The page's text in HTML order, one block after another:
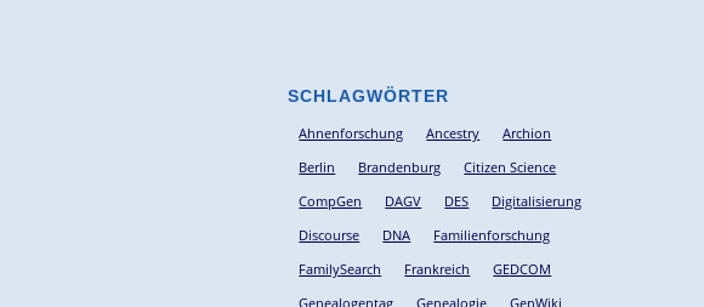
SCHLAGWÖRTER
Ahnenforschung Ancestry
Archion
Berlin
Brandenburg
Citizen Science
CompGen
DAGV DES
Digitalisierung
Discourse
DNA
Familienforschung
FamilySearch
Frankreich
GEDCOM
Genealogentag
Genealogie
GenWiki